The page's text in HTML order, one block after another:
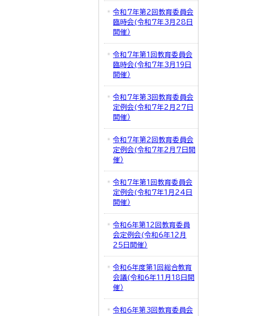
令和7年第2回教育委員会
臨時会(令和7年3月28日
開催）
令和7年第1回教育委員会
臨時会(令和7年3月19日
開催）
令和7年第3回教育委員会
定例会(令和7年2月27日
開催）
令和7年第2回教育委員会
定例会(令和7年2月7日開
催）
令和7年第1回教育委員会
定例会(令和7年1月24日
開催）
令和6年第12回教育委員
会定例会(令和6年12月
25日開催）
令和6年度第1回総合教育
会議(令和6年11月18日開
催）
令和6年第3回教育委員会